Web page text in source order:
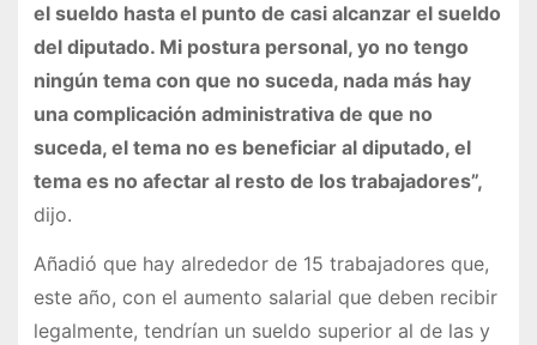
el sueldo hasta el punto de casi alcanzar el sueldo
del diputado. Mi postura personal, yo no tengo
ningún tema con que no suceda, nada más hay
una complicación administrativa de que no
suceda, el tema no es beneficiar al diputado, el
tema es no afectar al resto de los trabajadores”,
dijo.
Añadió que hay alrededor de 15 trabajadores que,
este año, con el aumento salarial que deben recibir
legalmente, tendrían un sueldo superior al de las y